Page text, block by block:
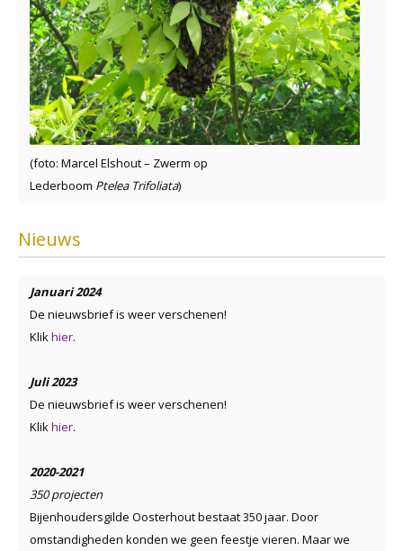
(foto: Marcel Elshout – Zwerm op
Lederboom Ptelea Trifoliata)
Nieuws
Januari 2024
De nieuwsbrief is weer verschenen!
Klikhier.
Juli 2023
De nieuwsbrief is weer verschenen!
Klikhier.
2020-2021
350 projecten
Bijenhoudersgilde Oosterhout bestaat 350 jaar. Door
omstandigheden konden we geen feestje vieren. Maar we